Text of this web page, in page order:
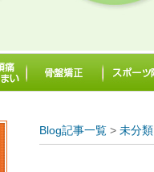
Blog記事一覧 > 未分類